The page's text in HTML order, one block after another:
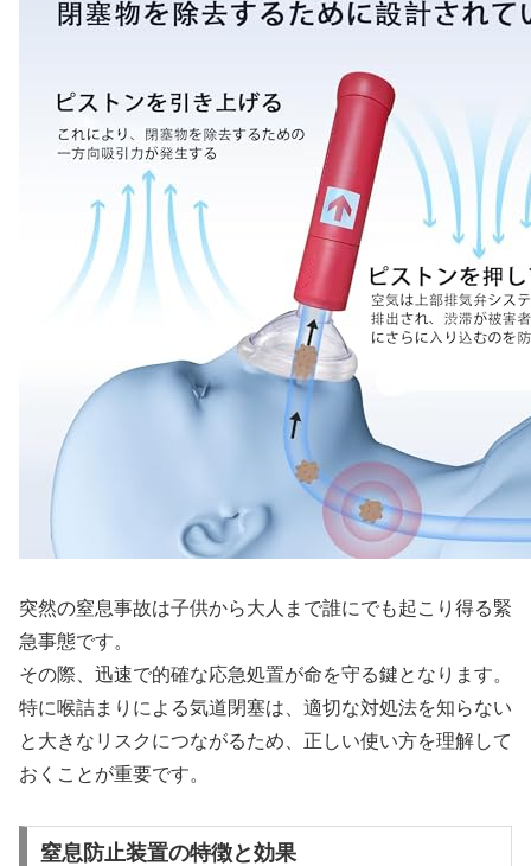
突然の窒息事故は子供から大人まで誰にでも起こり得る緊
急事態です。
その際、迅速で的確な応急処置が命を守る鍵となります。
特に喉詰まりによる気道閉塞は、適切な対処法を知らない
と大きなリスクにつながるため、正しい使い方を理解して
おくことが重要です。
窒息防止装置の特徴と効果